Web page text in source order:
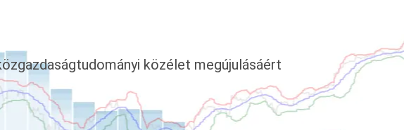
közélet megújulásáért